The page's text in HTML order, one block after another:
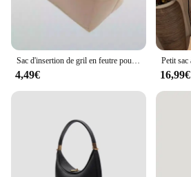
postal and delivery industries.
4,49€ 16,99€